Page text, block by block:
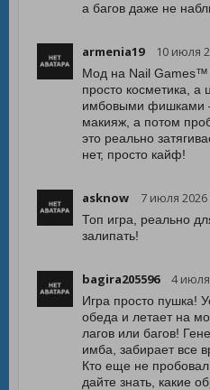
а багов даже не
armenia19 10 июля
Мод на Nail Games™
просто косметика, а
имбовыми фишками
макияж, а потом
это реально
нет, просто кайф!
asknow 7 июля 2026
Топ игра, реально
залипать!
bagira205596 4
Игра просто пушка!
обеда и летает на
лагов или багов!
имба, забирает все
Кто еще не
дайте знать, какие